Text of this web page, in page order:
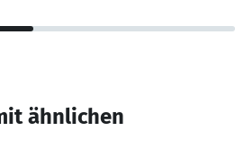
ähnlichen